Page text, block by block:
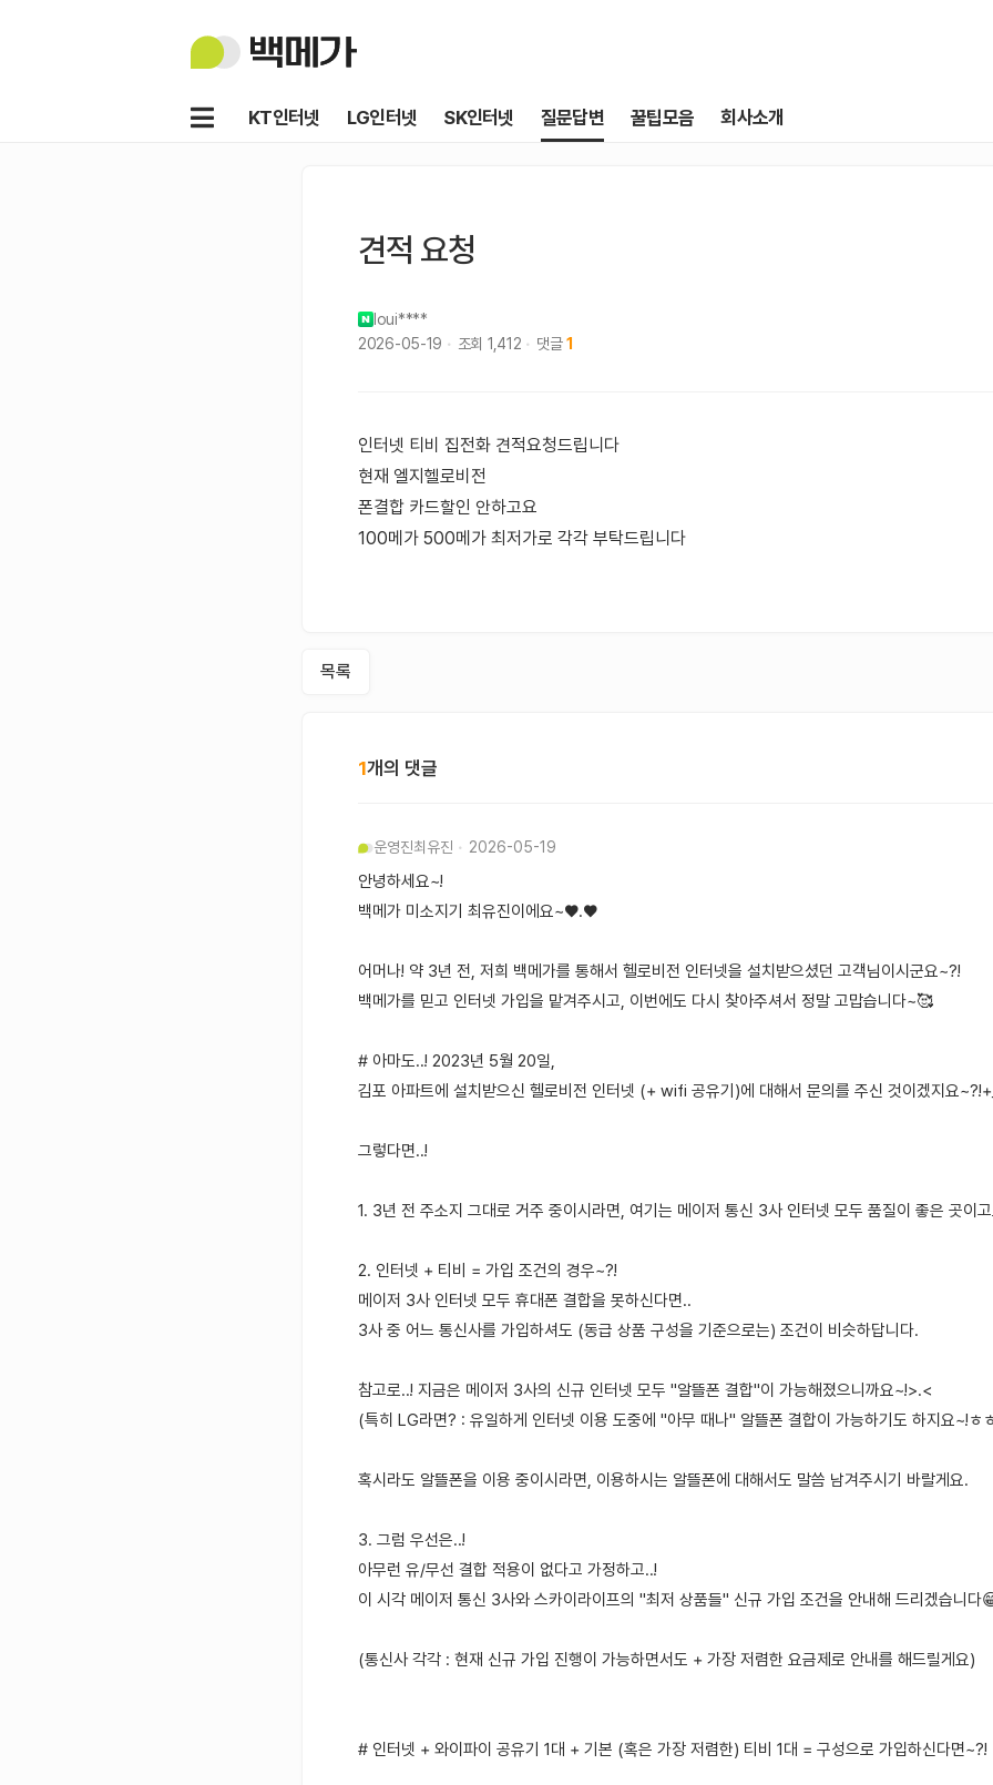
백
KT인터넷
LG인터넷 SK인터넷 질문답변 꿀팁모음 회사소개
메
견적 요청
loui****
2026-05-19
조회 1,412 댓글 1
인터넷 티비 집전화 견적요청드립니다
현재 엘지헬로비전
폰결합 카드할인 안하고요
100메가 500메가 최저가로 각각 부탁드립니다
목록
1개의 댓글
운영진최유진 2026-05-19
안녕하세요~!
백메가 미소지기 최유진이에요~♥.♥
어머나! 약 3년 전, 저희 백메가를 통해서 헬로비전 인터넷을 설치받으셨던 고객님이시군요~?!
백메가를 믿고 인터넷 가입을 맡겨주시고, 이번에도 다시 찾아주셔서 정말 고맙습니다~🥰
# 아마도..! 2023년 5월 20일,
김포 아파트에 설치받으신 헬로비전 인터넷 (+ wifi 공유기)에 대해서 문의를 주신 것이겠지요
그렇다면..!
1. 3년 전 주소지 그대로 거주 중이시라면, 여기는 메이저 통신 3사 인터넷 모두 품질이 좋은 곳이
2. 인터넷 + 티비 = 가입 조건의 경우~?!
메이저 3사 인터넷 모두 휴대폰 결합을 못하신다면..
3사 중 어느 통신사를 가입하셔도 (동급 상품 구성을 기준으로는) 조건이 비슷하답니다.
참고로..! 지금은 메이저 3사의 신규 인터넷 모두 "알뜰폰 결합"이 가능해졌으니까요~!>.<
(특히 LG라면? : 유일하게 인터넷 이용 도중에 "아무 때나" 알뜰폰 결합이 가능하기도 하지요~!ㅎ
혹시라도 알뜰폰을 이용 중이시라면, 이용하시는 알뜰폰에 대해서도 말씀 남겨주시기 바랄게요.
3. 그럼 우선은..!
아무런 유/무선 결합 적용이 없다고 가정하고..!
이 시각 메이저 통신 3사와 스카이라이프의 "최저 상품들" 신규 가입 조건을 안내해 드리겠습니다
(통신사 각각 : 현재 신규 가입 진행이 가능하면서도 + 가장 저렴한 요금제로 안내를 해드릴게요)
# 인터넷 + 와이파이 공유기 1대 + 기본 (혹은 가장 저렴한) 티비 1대 = 구성으로 가입하신다면~?!